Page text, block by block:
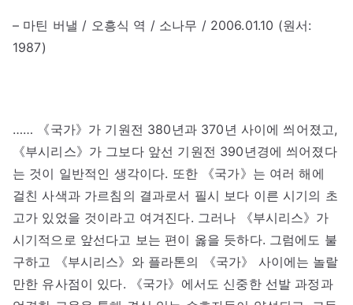
– 마틴 버낼 / 오흥식 역 / 소나무 / 2006.01.10 (원서:
1987)
…… 《국가》가 기원전 380년과 370년 사이에 씌어졌고,
《부시리스》가 그보다 앞선 기원전 390년경에 씌어졌다
는 것이 일반적인 생각이다. 또한 《국가》는 여러 해에
걸친 사색과 가르침의 결과로서 필시 보다 이른 시기의 초
고가 있었을 것이라고 여겨진다. 그러나 《부시리스》가
시기적으로 앞선다고 보는 편이 옳을 듯하다. 그럼에도 불
구하고 《부시리스》와 플라톤의 《국가》 사이에는 놀랄
만한 유사점이 있다. 《국가》에서도 신중한 선발 과정과